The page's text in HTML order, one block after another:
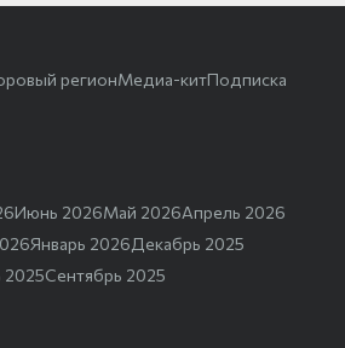
регионМедиа-китПодписка
Июнь 2026Май 2026Апрель 2026
Январь 2026Декабрь 2025
2025Сентябрь 2025